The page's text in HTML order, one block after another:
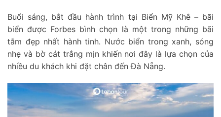
Buổi sáng, bắt đầu hành trình tại Biển Mỹ Khê – bãi
biển được Forbes bình chọn là một trong những bãi
tắm đẹp nhất hành tinh. Nước biển trong xanh, sóng
nhẹ và bờ cát trắng mịn khiến nơi đây là lựa chọn của
nhiều du khách khi đặt chân đến Đà Nẵng.